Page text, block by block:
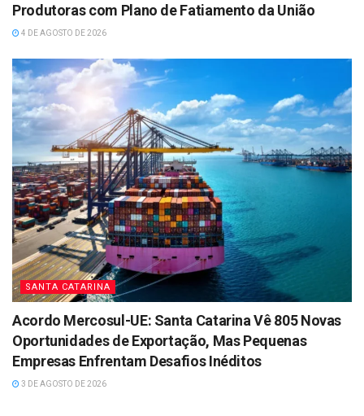
Produtoras com Plano de Fatiamento da União
4 DE AGOSTO DE 2026
SANTA CATARINA
Acordo Mercosul-UE: Santa Catarina Vê 805 Novas
Oportunidades de Exportação, Mas Pequenas
Empresas Enfrentam Desafios Inéditos
3 DE AGOSTO DE 2026